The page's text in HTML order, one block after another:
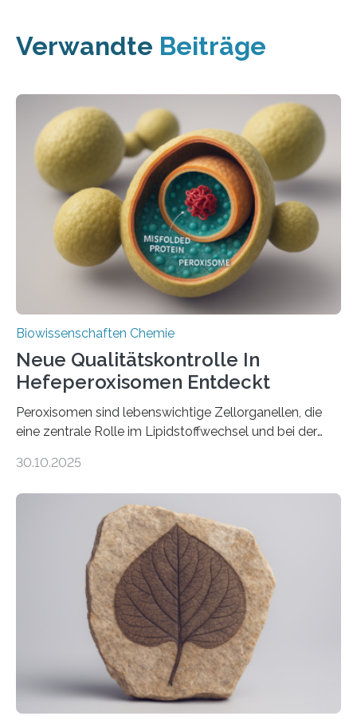
Verwandte Beiträge
Biowissenschaften Chemie
Neue Qualitätskontrolle In
Hefeperoxisomen Entdeckt
Peroxisomen sind lebenswichtige Zellorganellen, die
eine zentrale Rolle im Lipidstoffwechsel und bei der
erfüllen können, müssen zahlreiche Enzyme präzise in
der Ruhr-Universität Bochum um Prof. Dr. Ralf Erdmann
und Dr. Ismaila Francis Yusuf hat nun einen bislang
unbekannten Qualitätskontrollmechanismus des
peroxisomalen Proteintransports in der Bäckerhefe
Saccharomyces cerevisiae entdeckt, der für die
Funktionsfähigkeit der Organellen entscheidend ist. Die
Studie wurde am 28. Oktober 2025 in der
Fachzeitschrift…
30.10.2025